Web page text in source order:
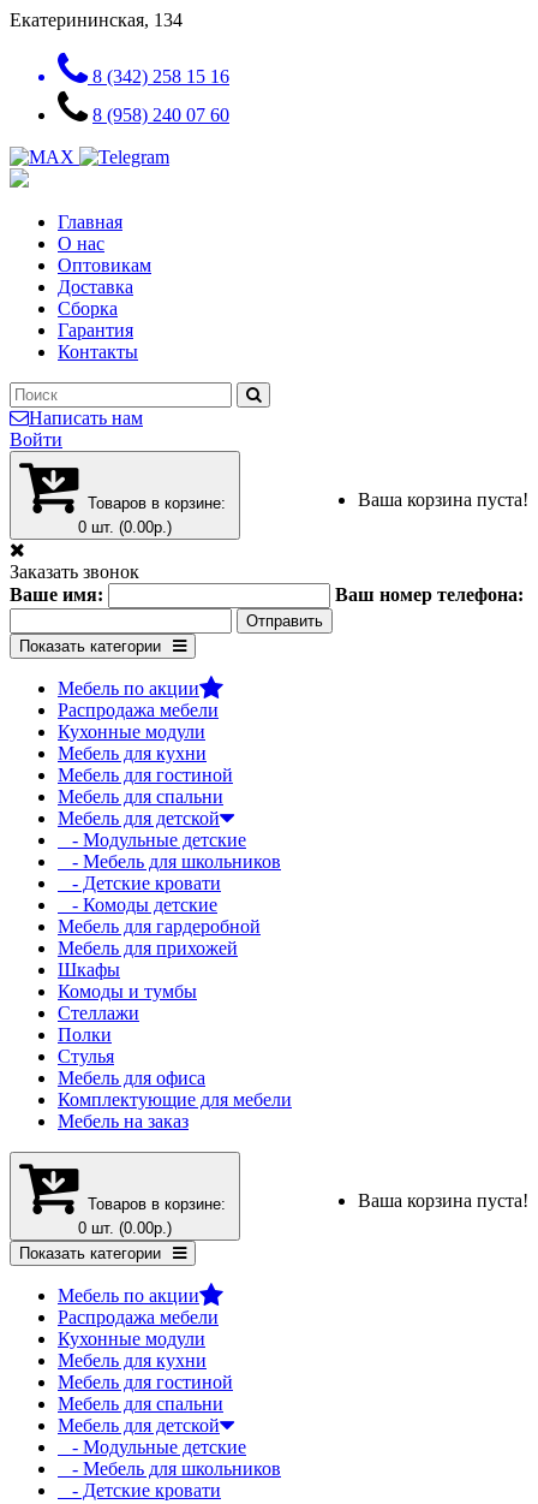
Екатерининская, 134
8 (342) 258 15 16
8 (958) 240 07 60
Главная
О нас
Оптовикам
Доставка
Сборка
Гарантия
Контакты
Написать нам
Войти
Товаров в корзине:
0 шт. (0.00р.)
Ваша корзина пуста!
Заказать звонок
Ваше имя:
Ваш номер телефона:
Показать категории
Мебель по акции
Распродажа мебели
Кухонные модули
Мебель для кухни
Мебель для гостиной
Мебель для спальни
Мебель для детской
- Модульные детские
- Мебель для школьников
- Детские кровати
- Комоды детские
Мебель для гардеробной
Мебель для прихожей
Шкафы
Комоды и тумбы
Стеллажи
Полки
Стулья
Мебель для офиса
Комплектующие для мебели
Мебель на заказ
Товаров в корзине:
0 шт. (0.00р.)
Ваша корзина пуста!
Показать категории
Мебель по акции
Распродажа мебели
Кухонные модули
Мебель для кухни
Мебель для гостиной
Мебель для спальни
Мебель для детской
- Модульные детские
- Мебель для школьников
- Детские кровати